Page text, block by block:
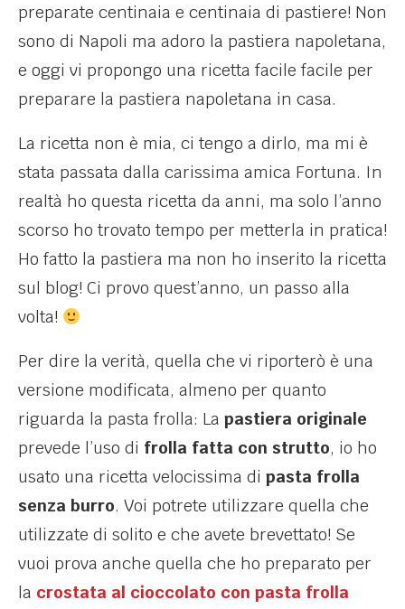
preparate centinaia e centinaia di pastiere! Non
sono di Napoli ma adoro la pastiera napoletana,
e oggi vi propongo una ricetta facile facile per
preparare la pastiera napoletana in casa.
La ricetta non è mia, ci tengo a dirlo, ma mi è
stata passata dalla carissima amica Fortuna. In
realtà ho questa ricetta da anni, ma solo l’anno
scorso ho trovato tempo per metterla in pratica!
Ho fatto la pastiera ma non ho inserito la ricetta
sul blog! Ci provo quest’anno, un passo alla
volta!
Per dire la verità, quella che vi riporterò è una
versione modificata, almeno per quanto
riguarda la pasta frolla: La pastiera originale
prevede l’uso di frolla fatta con strutto, io ho
usato una ricetta velocissima di pasta frolla
senza burro. Voi potrete utilizzare quella che
utilizzate di solito e che avete brevettato! Se
vuoi prova anche quella che ho preparato per
la crostata al cioccolato con pasta frolla